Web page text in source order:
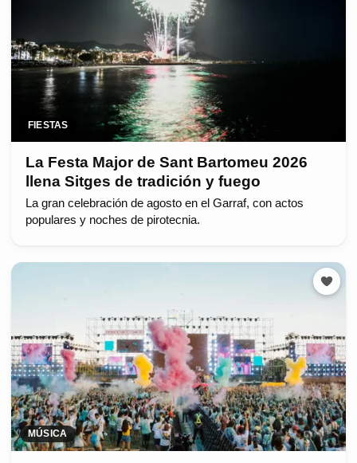
FIESTAS
La Festa Major de Sant Bartomeu 2026
llena Sitges de tradición y fuego
La gran celebración de agosto en el Garraf, con actos
populares y noches de pirotecnia.
MÚSICA